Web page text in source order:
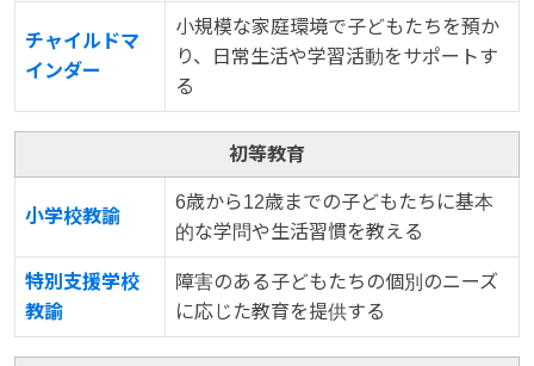
チャイルドマ
インダー
小規模な家庭環境で子どもたちを預か
り、日常生活や学習活動をサポートす
る
初等教育
小学校教諭
6歳から12歳までの子どもたちに基本
的な学問や生活習慣を教える
特別支援学校
教諭
障害のある子どもたちの個別のニーズ
に応じた教育を提供する